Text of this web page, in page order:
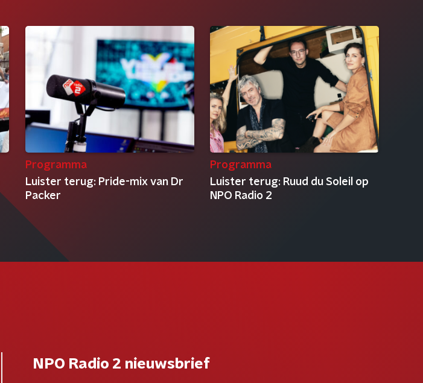
Programma
Luister terug: Pride-mix van Dr
Packer
Programma
Luister terug: Ruud du Soleil op
NPO Radio 2
NPO Radio 2 nieuwsbrief